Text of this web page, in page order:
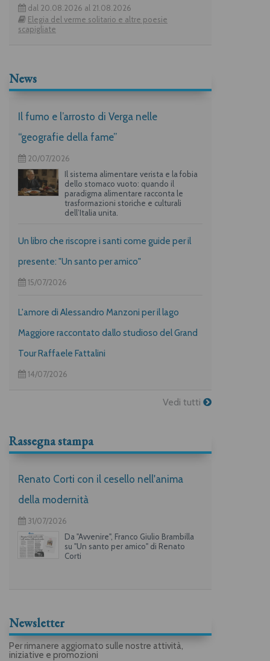
dal 20.08.2026 al 21.08.2026
Elegia del verme solitario e altre poesie
scapigliate
News
Il fumo e l’arrosto di Verga nelle
“geografie della fame”
20/07/2026
Il sistema alimentare verista e la fobia
dello stomaco vuoto: quando il
paradigma alimentare racconta le
trasformazioni storiche e culturali
dell’Italia unita.
Un libro che riscopre i santi come guide per il
presente: "Un santo per amico"
15/07/2026
L'amore di Alessandro Manzoni per il lago
Maggiore raccontato dallo studioso del Grand
Tour Raffaele Fattalini
14/07/2026
Vedi tutti
Rassegna stampa
Renato Corti con il cesello nell'anima
della modernità
31/07/2026
Da "Avvenire", Franco Giulio Brambilla
su "Un santo per amico" di Renato
Corti
Newsletter
Per rimanere aggiornato sulle nostre attività,
iniziative e promozioni